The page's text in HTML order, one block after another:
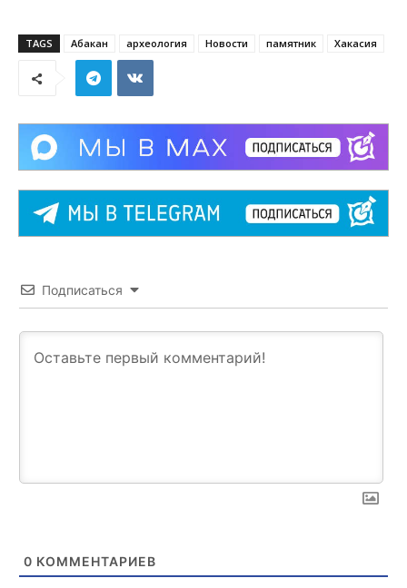
TAGS Абакан археология Новости памятник Хакасия
Подписаться
0 КОММЕНТАРИЕВ